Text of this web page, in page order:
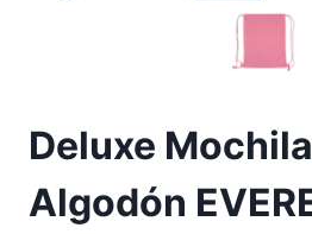
Deluxe
Algodón